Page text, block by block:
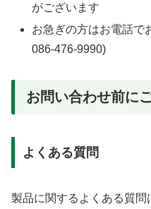
がございます
お急ぎの方はお電話で
086-476-9990)
お問い合わせ前に
よくある質問
製品に関するよくある質問